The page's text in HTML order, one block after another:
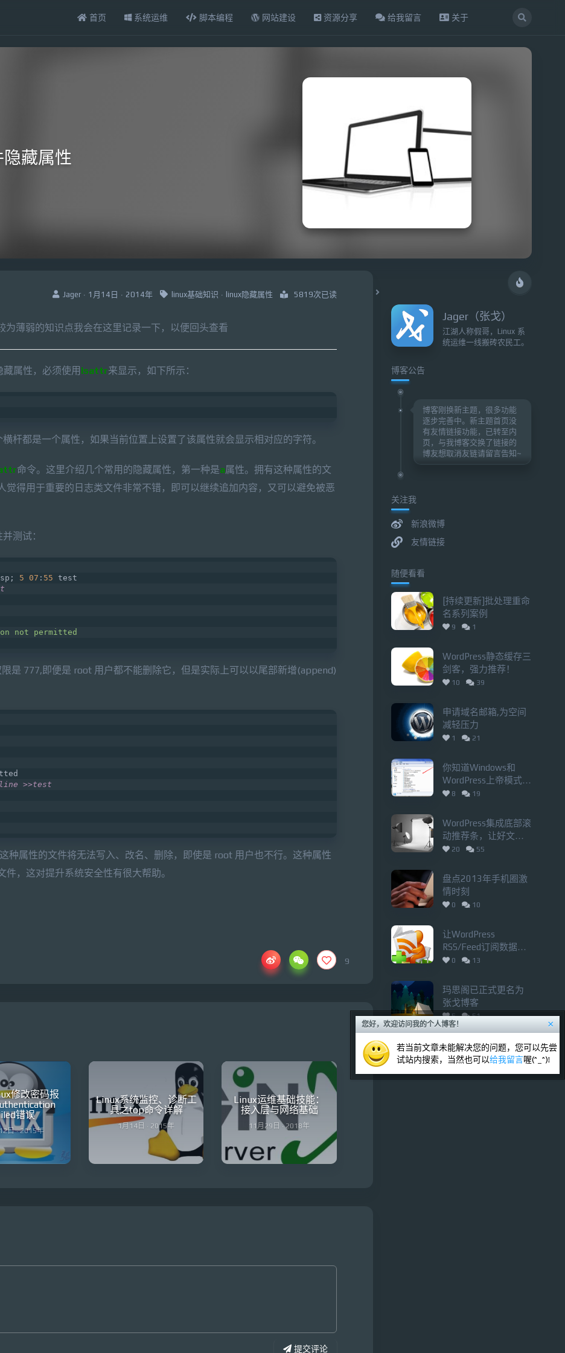
首页 系统运维 脚本编程 网站建设 资源分享 给我留言 关于
藏属性
Jager · 1月14日 · 2014年 linux基础知识 · linux隐藏属性 5819次已读
薄弱的知识点我会在这里记录一下，以便回头查看
属性，必须使用 lsattr来显示，如下所示：
杆都是一个属性，如果当前位置上设置了该属性就会显示相对应的字符。
命令。这里介绍几个常用的隐藏属性，第一种是a属性。拥有这种属性的文
觉得用于重要的日志类文件非常不错，即可以继续追加内容，又可以避免被恶
测试：
5 07 : 55 test
not permitted
是 777,即便是 root 用户都不能删除它，但是实际上可以以尾部新增(append)
line >>test
种属性的文件将无法写入、改名、删除，即使是 root 用户也不行。这种属性
，这对提升系统安全性有很大帮助。
9
修改密码报
错误
日 · 2015年
Linux系统监控、诊断工
具之top命令详解
1月14日 · 2015年
Linux运维基础技能：
接入层与网络基础
11月29日 · 2018年
提交评论
Jager（张戈）
江湖人称假哥，Linux 系
统运维一线搬砖农民工。
博客公告
博客刚换新主题，很多功能
逐步完善中。新主题首页没
有友情链接功能，已转至内
页，与我博客交换了链接的
博友想取消友链请留言告知~
关注我
新浪微博
友情链接
随便看看
[持续更新]批处理重命
名系列案例
9 1
WordPress静态缓存三
剑客，强力推荐！
10 39
申请域名邮箱,为空间
减轻压力
1 21
你知道Windows和
WordPress上帝模式
吗？
8 19
WordPress集成底部滚
动推荐条，让好文章
不再被埋没
20 55
盘点2013年手机圈激
情时刻
0 10
让WordPress
RSS/Feed订阅数据延
迟发布，附RSS技巧集
0 13
玛思阁已正式更名为
张戈博客
5 51